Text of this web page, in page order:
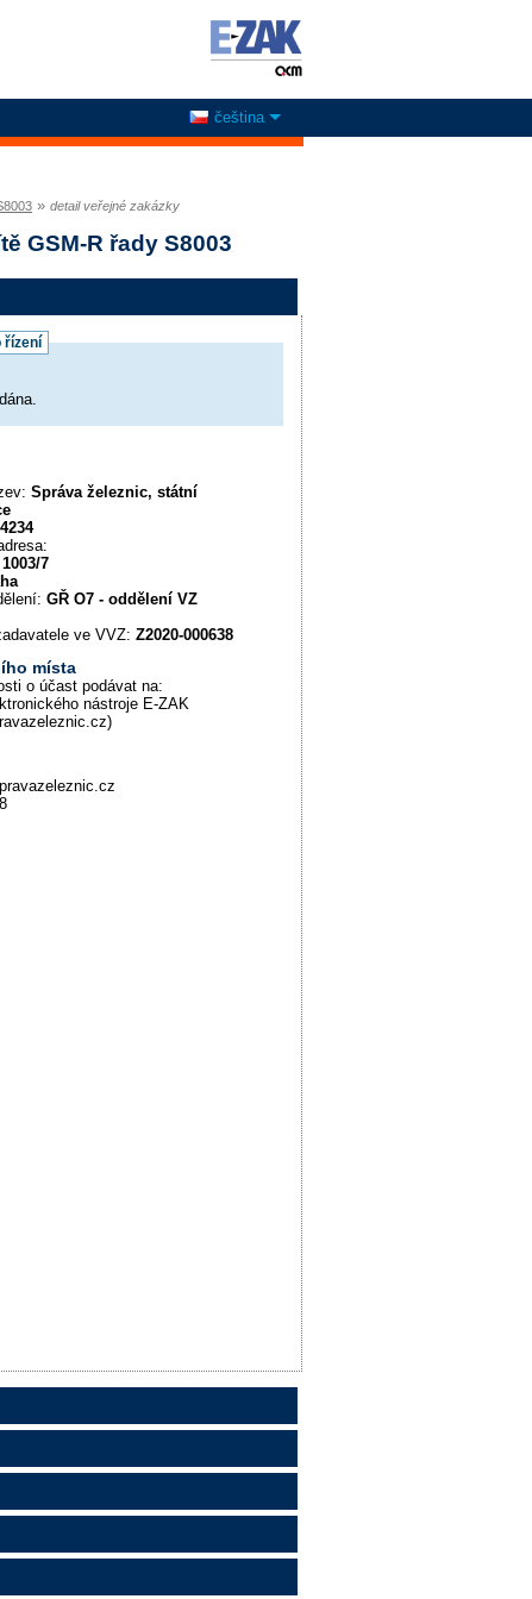
čeština
» detail veřejné zakázky
GSM-R řady S8003
řízení
Správa železnic, státní
7
GŘ O7 - oddělení VZ
ve VVZ:Z2020-000638
místa
o účast podávat na:
nástroje E-ZAK